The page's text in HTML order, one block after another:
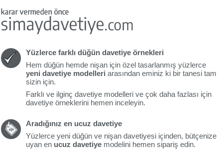
Yüzlerce farklı düğün davetiye örnekleri
Hem düğün hemde nişan için özel tasarlanmış yüzlerce
yeni davetiye modelleri arasından eminiz ki bir tanesi tam
sizin için.
Farklı ve ilginç davetiye modelleri ve çok daha fazlası için
davetiye örneklerini hemen inceleyin.
Aradığınız en ucuz davetiye
Yüzlerce yeni düğün ve nişan davetiyesi içinden, bütçenize
uyan en ucuz davetiye modelini hemen sipariş edin.